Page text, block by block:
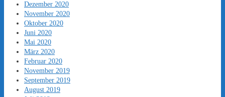
Dezember 2020
November 2020
Oktober 2020
Juni 2020
Mai 2020
März 2020
Februar 2020
November 2019
September 2019
August 2019